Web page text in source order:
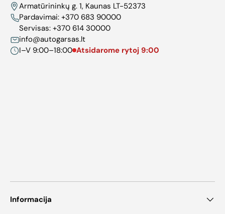
Armatūrininkų g. 1, Kaunas LT-52373
Pardavimai: +370 683 90000
Servisas: +370 614 30000
info@autogarsas.lt
I–V 9:00–18:00 Atsidarome rytoj 9:00
Informacija